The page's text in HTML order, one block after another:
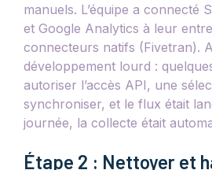
manuels. L’équipe a connecté
et Google Analytics à leur
connecteurs natifs (Fivetran).
développement lourd :
autoriser l’accès API, une
synchroniser, et le flux était
journée, la collecte était
Étape 2 : Nettoyer et